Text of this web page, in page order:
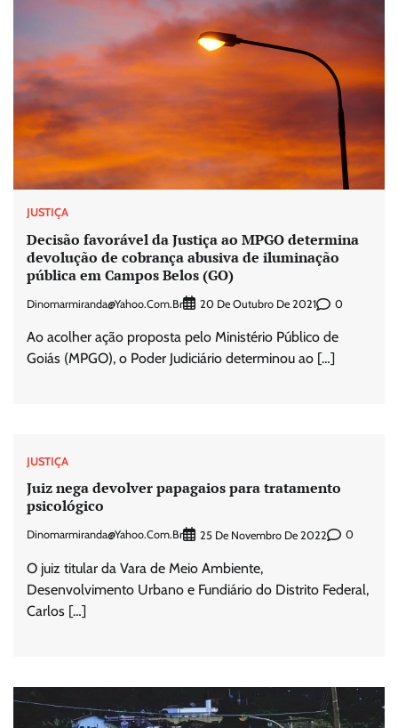
JUSTIÇA
Decisão favorável da Justiça ao MPGO determina
devolução de cobrança abusiva de iluminação
pública em Campos Belos (GO)
Dinomarmiranda@yahoo.com.br 20 De Outubro De 2021 0
Ao acolher ação proposta pelo Ministério Público de
Goiás (MPGO), o Poder Judiciário determinou ao […]
JUSTIÇA
Juiz nega devolver papagaios para tratamento
psicológico
Dinomarmiranda@yahoo.com.br 25 De Novembro De 2022 0
O juiz titular da Vara de Meio Ambiente,
Desenvolvimento Urbano e Fundiário do Distrito Federal,
Carlos […]